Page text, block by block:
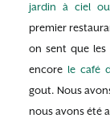
jardin à ciel
premier
on sent que les
encore le café
gout. Nous
nous avons été